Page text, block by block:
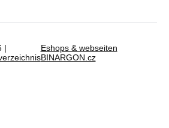
|
Eshops & webseiten
BINARGON.cz